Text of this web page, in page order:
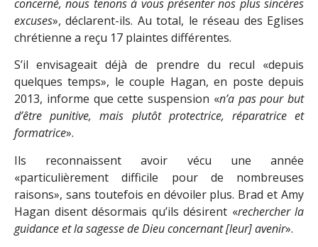
concerné, nous tenons à vous présenter nos plus sincères
excuses», déclarent-ils. Au total, le réseau des Eglises
chrétienne a reçu 17 plaintes différentes.
S’il envisageait déjà de prendre du recul «depuis
quelques temps», le couple Hagan, en poste depuis
2013, informe que cette suspension «n’a pas pour but
d’être punitive, mais plutôt protectrice, réparatrice et
formatrice».
Ils reconnaissent avoir vécu une année
«particulièrement difficile pour de nombreuses
raisons», sans toutefois en dévoiler plus. Brad et Amy
Hagan disent désormais qu’ils désirent «rechercher la
guidance et la sagesse de Dieu concernant [leur] avenir».